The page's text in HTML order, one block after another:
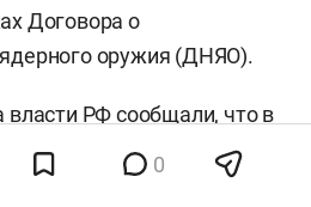
Договора о
оружия (ДНЯО).
власти РФсообщали, что в
обломков БПЛА на пляж в
человек, в том числе трое
0